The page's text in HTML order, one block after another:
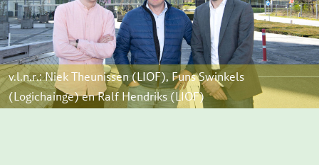
v.l.n.r.: Niek Theunissen (LIOF), Funs Swinkels
(Logichainge) en Ralf Hendriks (LIOF)